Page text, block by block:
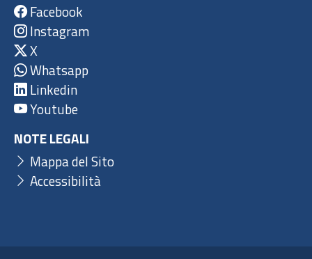
Facebook
Instagram
X
Whatsapp
Linkedin
Youtube
NOTE LEGALI
Mappa del Sito
Accessibilità